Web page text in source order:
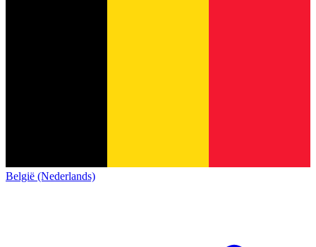
België (Nederlands)